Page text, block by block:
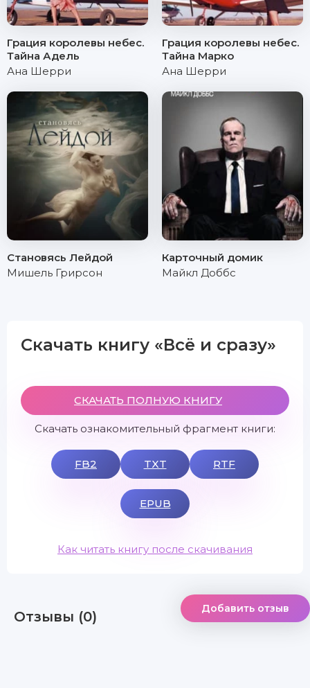
Грация королевы небес.
Тайна Адель
Ана Шерри
Грация королевы небес.
Тайна Марко
Ана Шерри
Становясь Лейдой
Мишель Грирсон
Карточный домик
Майкл Доббс
Скачать книгу «Всё и сразу»
СКАЧАТЬ ПОЛНУЮ КНИГУ
Скачать ознакомительный фрагмент книги:
FB2 TXT RTF
EPUB
Как читать книгу после скачивания
Отзывы (0) Добавить отзыв